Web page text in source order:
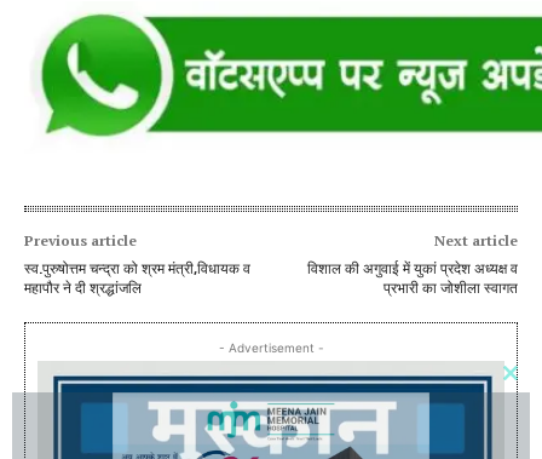
Previous article
स्व.पुरुषोत्तम चन्द्रा को श्रम मंत्री,विधायक व
महापौर ने दी श्रद्धांजलि
Next article
विशाल की अगुवाई में युकां प्रदेश अध्यक्ष व
प्रभारी का जोशीला स्वागत
- Advertisement -